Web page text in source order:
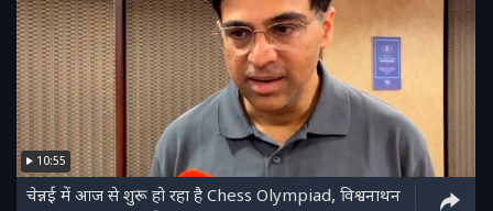
10:55
चेन्नई में आज से शुरू हो रहा है Chess Olympiad, विश्वनाथन